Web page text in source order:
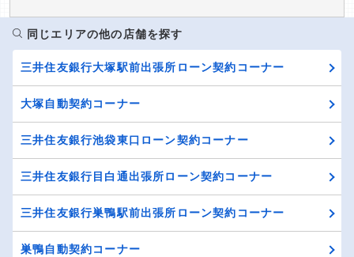
同じエリアの他の店舗を探す
三井住友銀行大塚駅前出張所ローン契約コーナー
大塚自動契約コーナー
三井住友銀行池袋東口ローン契約コーナー
三井住友銀行目白通出張所ローン契約コーナー
三井住友銀行巣鴨駅前出張所ローン契約コーナー
巣鴨自動契約コーナー